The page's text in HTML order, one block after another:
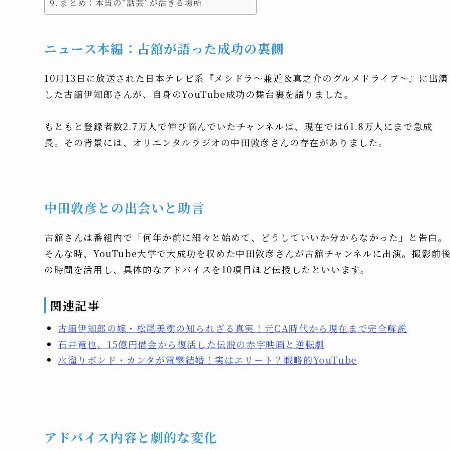
ニュース本編：古舘が語った成功の裏側
10月13日に放送された日本テレビ系『メシドラ〜兼近＆真之介のグルメドライブ〜』に出演
した古舘伊知郎さんが、自身のYouTube成功の舞台裏を語りました。
もともと登録者数2.7万人で伸び悩んでいたチャンネルは、現在では61.8万人にまで急成
長。その背景には、オリエンタルラジオの中田敦彦さんの存在がありました。
中田敦彦との出会いと助言
古舘さんは番組内で「何年か前に細々と始めて、どうしていいか分からなかった」と告白。
そんな時、YouTube大学で大成功を収めた中田敦彦さんが古舘チャンネルに出演。撮影前
の時間を活用し、具体的なアドバイスを10項目ほど伝授したといいます。
関連記事
古舘伊知郎の嫁・松尾美樹の知られざる真実！元CA時代から現在まで完全解説
石井竜也、15億円借金から復活した伝説の赤字映画と逆転劇
水溜りボンド・カンタが電撃結婚！実はエリート？戦略的YouTube
アドバイス内容と劇的な変化